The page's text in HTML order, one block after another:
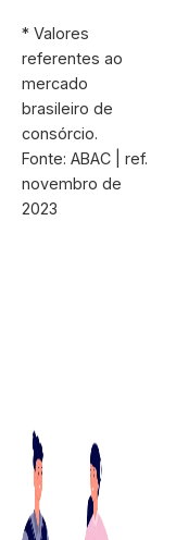
* Valores
referentes ao
mercado
brasileiro de
consórcio.
Fonte: ABAC | ref.
novembro de
2023